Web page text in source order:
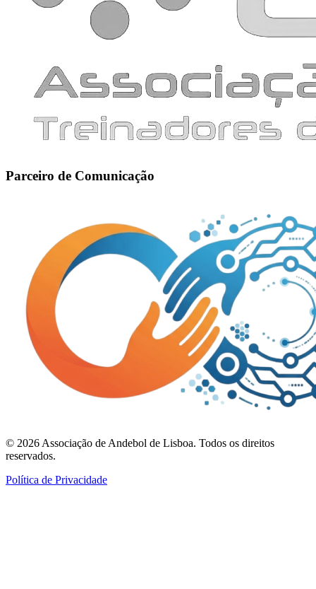
Parceiro de Comunicação
© 2026 Associação de Andebol de Lisboa. Todos os direitos
reservados.
Política de Privacidade